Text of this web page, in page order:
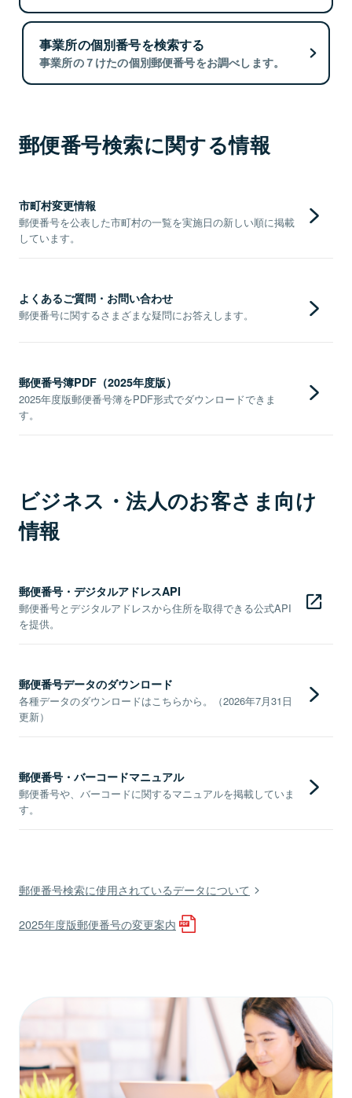
事業所の個別番号を検索する
事業所の７けたの個別郵便番号をお調べします。
郵便番号検索に関する情報
市町村変更情報
郵便番号を公表した市町村の一覧を実施日の新しい順に掲載
しています。
よくあるご質問・お問い合わせ
郵便番号に関するさまざまな疑問にお答えします。
郵便番号簿PDF（2025年度版）
2025年度版郵便番号簿をPDF形式でダウンロードできま
す。
ビジネス・法人のお客さま向け
情報
郵便番号・デジタルアドレスAPI
郵便番号とデジタルアドレスから住所を取得できる公式API
を提供。
郵便番号データのダウンロード
各種データのダウンロードはこちらから。（2026年7月31日
更新）
郵便番号・バーコードマニュアル
郵便番号や、バーコードに関するマニュアルを掲載していま
す。
郵便番号検索に使用されているデータについて
2025年度版郵便番号の変更案内